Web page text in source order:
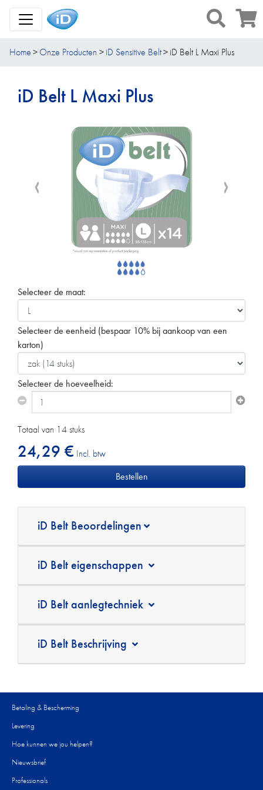
Toggle Navigation
Home Onze Producten iD Sensitive Belt iD Belt L Maxi Plus
iD Belt L Maxi Plus
Selecteer de maat:
Selecteer de eenheid (bespaar 10% bij aankoop van een
karton)
Selecteer de hoeveelheid:
Totaal van 14 stuks
24,29 € Incl. btw
iD Belt Beoordelingen
iD Belt eigenschappen
iD Belt aanlegtechniek
iD Belt Beschrijving
Betaling & Bescherming
Levering
Hoe kunnen we jou helpen?
Nieuwsbrief
Professionals